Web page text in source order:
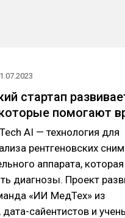
стартап
помогают
AI — технология для
рентгеновских
аппарата, которая
диагнозы. Проект
«ИИ МедТех» из
сайентистов и